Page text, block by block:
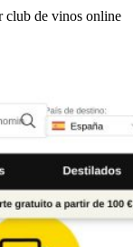
club de vinos online